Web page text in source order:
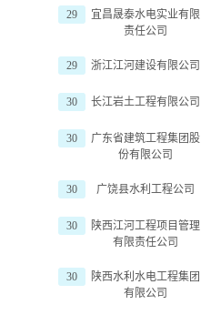
29
宜昌晟泰水电实业有限
责任公司
29 浙江江河建设有限公司
30 长江岩土工程有限公司
30
广东省建筑工程集团股
份有限公司
30 广饶县水利工程公司
30
陕西江河工程项目管理
有限责任公司
30
陕西水利水电工程集团
有限公司